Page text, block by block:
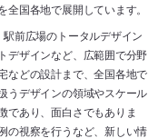
国各地で展開しています。
前広場のトータルデザイン
デザインなど、広範囲で分野
などの設計まで、全国各地で
うデザインの領域やスケール
であり、面白さでもありま
の視察を行うなど、新しい情